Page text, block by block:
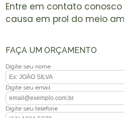
Entre em contato
causa em prol do meio
FAÇA UM ORÇAMENTO
Digite seu nome
Digite seu email
Digite seu telefone